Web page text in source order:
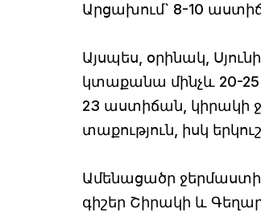
Արցախում` 8-10
Այսպես, օրինակ,
կտաքանա մինչև 20-25
23 աստիճան, կիրակի
տաքություն, իսկ
Ամենացածր
գիշեր Շիրակի և